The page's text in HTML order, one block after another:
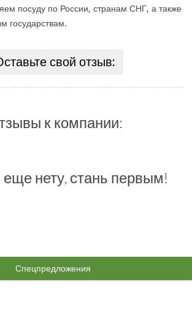
посуду по России, странам СНГ, а также
государствам.
свой отзыв:
к компании:
нету, стань первым!
Спецпредложения